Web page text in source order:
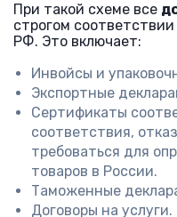
При такой схеме все
строгом
РФ. Это включает:
Инвойсы и
Экспортные
Сертификаты
соответствия,
требоваться для
товаров в России.
Таможенные
Договоры на услуги.